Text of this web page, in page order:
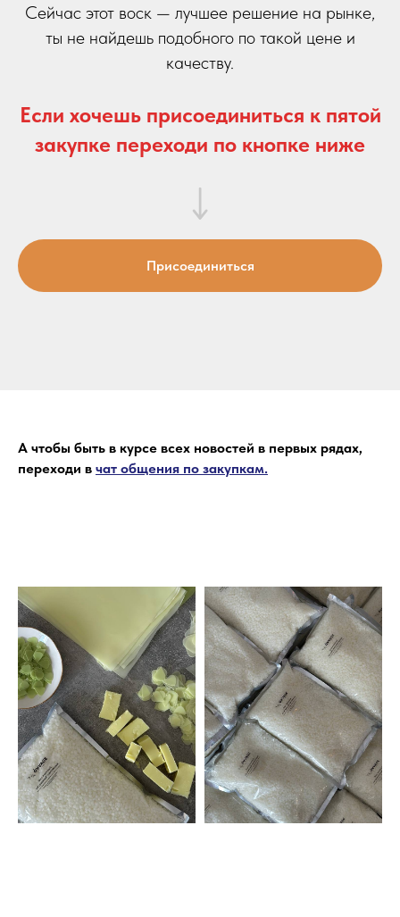
Сейчас этот воск — лучшее решение на рынке,
ты не найдешь подобного по такой цене и
качеству.
Если хочешь присоединиться к пятой
закупке переходи по кнопке ниже
Присоединиться
А чтобы быть в курсе всех новостей в первых рядах,
переходи в чат общения по закупкам.